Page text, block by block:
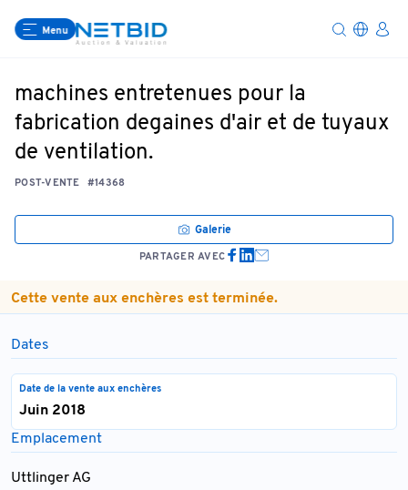
Menu
machines entretenues pour la
fabrication degaines d'air et de tuyaux
de ventilation.
POST-VENTE #14368
Galerie
PARTAGER AVEC
Cette vente aux enchères est terminée.
Dates
Date de la vente aux enchères
Juin 2018
Emplacement
Uttlinger AG